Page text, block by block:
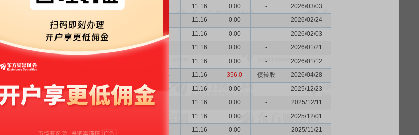
39600 2.85 72.06 11.16 0.00 -
2026/03/03
-2900 -6.82 17.49 69.27 11.16 0.00 -
2026/02/24
-3300 -7.21 15.75 66.93 11.16 0.00 -
2026/02/03
44000 13.96 2.44 63.92 11.16 0.00 -
2026/01/21
43841 56.78 11.16 0.00 -
2026/01/12
50.64 11.16 356.0 债转股
2026/04/28
44700 -300 -0.67 11.53 2.51 51.20 11.16 0.00 -
2025/12/23
45100 -400 -0.89 11.28 2.50 50.42 11.16 0.00 -
2025/12/11
51.98 11.16 0.00 -
2025/12/01
-800 -1.76 11.68 52.21 11.16 0.00 -
2025/11/21